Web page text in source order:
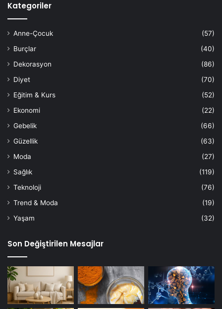
Kategoriler
Anne-Çocuk
(57)
Burçlar
(40)
Dekorasyon
(86)
Diyet
(70)
Eğitim & Kurs
(52)
Ekonomi
(22)
Gebelik
(66)
Güzellik
(63)
Moda
(27)
Sağlık
(119)
Teknoloji
(76)
Trend & Moda
(19)
Yaşam
(32)
Son Değiştirilen Mesajlar